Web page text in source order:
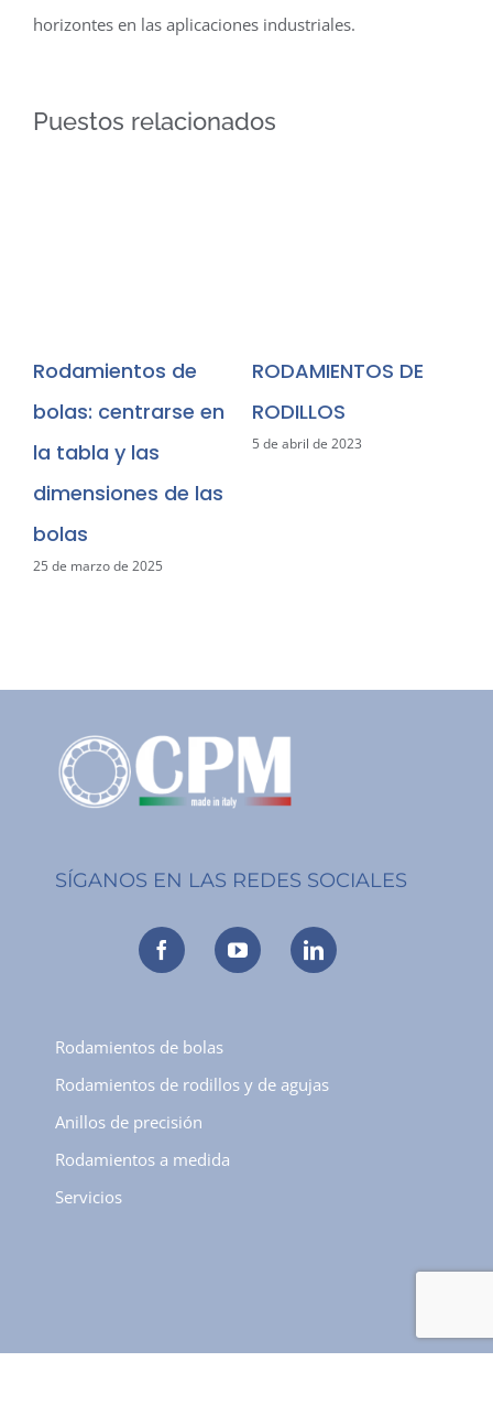
horizontes en las aplicaciones industriales.
Puestos relacionados
RODAMIENTOS DE
RODILLOS CRUZADOS
28 de marzo de 2023
RODAMIENTOS
ESPECIALES
21 de marzo de 2023
SÍGANOS EN LAS REDES SOCIALES
Rodamientos de bolas
Rodamientos de rodillos y de agujas
Rodamientos a medida
Servicios
Contacto